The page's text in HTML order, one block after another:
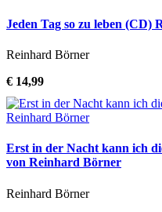
Jeden Tag so zu leben (CD)
Reinhard Börner
€ 14,99
Erst in der Nacht kann ich
von Reinhard Börner
Reinhard Börner